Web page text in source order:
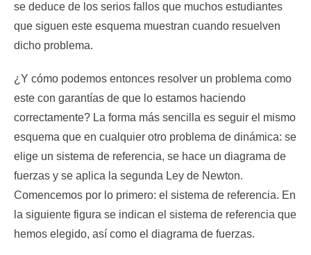
se deduce de los serios fallos que muchos estudiantes
que siguen este esquema muestran cuando resuelven
dicho problema.
¿Y cómo podemos entonces resolver un problema como
este con garantías de que lo estamos haciendo
correctamente? La forma más sencilla es seguir el mismo
esquema que en cualquier otro problema de dinámica: se
elige un sistema de referencia, se hace un diagrama de
fuerzas y se aplica la segunda Ley de Newton.
Comencemos por lo primero: el sistema de referencia. En
la siguiente figura se indican el sistema de referencia que
hemos elegido, así como el diagrama de fuerzas.